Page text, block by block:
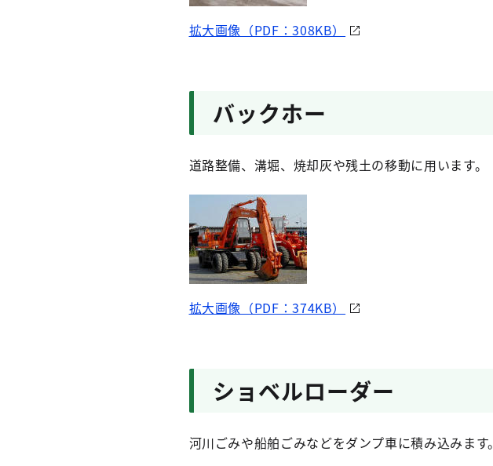
拡大画像（PDF：308KB）
バックホー
道路整備、溝堀、焼却灰や残土の移動に用います。
拡大画像（PDF：374KB）
ショベルローダー
河川ごみや船舶ごみなどをダンプ車に積み込みます。